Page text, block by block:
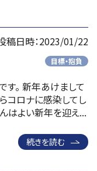
稿日時：2023/01/22
目標・抱負
す。 新年あけまして
コロナに感染してし
はよい新年を迎え...
続きを読む